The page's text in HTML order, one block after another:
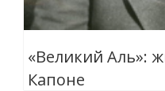
«Великий Аль»:
Капоне